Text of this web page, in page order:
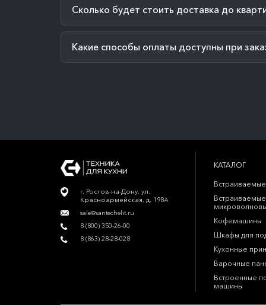
Сколько будет стоить доставка до
Какие способы оплаты доступны при
г. Ростов-на-Дону, ул.
Красноармейская, д. 198А
sale@santechelit.ru
8 (800) 350-26-00
8 (863) 28-28-028
КАТАЛОГ
Встраиваемые
Кофемашины
Шкафы для
Кухонные
Варочные
Встроенные
машины